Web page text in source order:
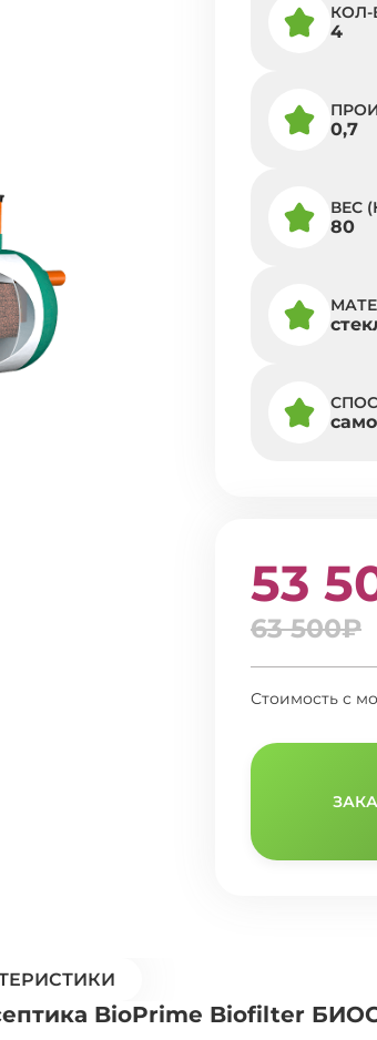
КОЛ-
4
0,7
ВЕС
80
53
63 500₽
Стоимость с
BioPrime Biofilter